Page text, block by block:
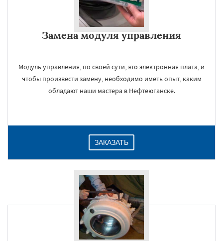
Замена модуля управления
Модуль управления, по своей сути, это электронная плата, и
чтобы произвести замену, необходимо иметь опыт, каким
обладают наши мастера в Нефтеюганске.
ЗАКАЗАТЬ